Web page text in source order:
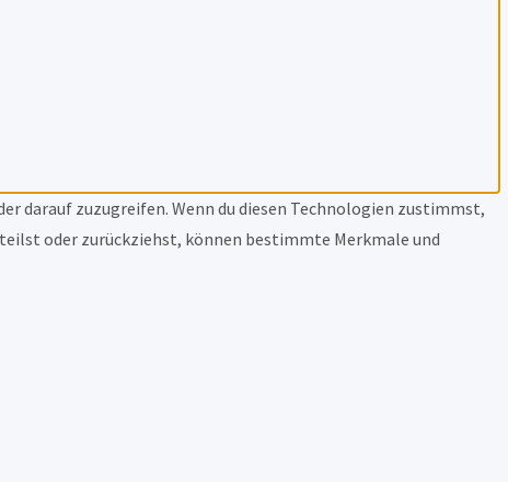
darauf zuzugreifen. Wenn du diesen Technologien zustimmst,
oder zurückziehst, können bestimmte Merkmale und